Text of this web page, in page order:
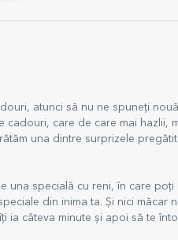
atunci să nu ne spuneți
care de care mai hazlii,
una dintre surprizele
una specială cu reni, în care poți
din inima ta. Și nici măcar
ia câteva minute și apoi să te